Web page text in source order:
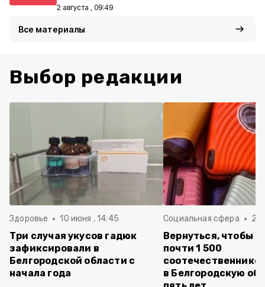
2 августа , 09:49
Все материалы
Выбор редакции
Здоровье 10 июня , 14:45
Три случая укусов гадюк
зафиксировали в
Белгородской области с
начала года
Социальная сфера 20
Вернуться, чтобы
почти 1 500
в Белгородскую